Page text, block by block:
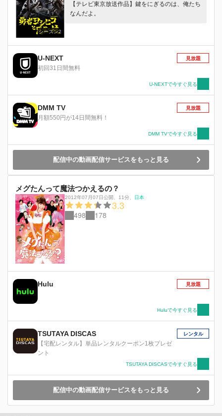
シーズン2
【テレビ東京放送作品】鍵をにぎるのは、俺たち
なんだよ。
U-NEXT
初回31日間無料
見放題
U-NEXTで今すぐ見る
DMM TV
月額550円が14日間無料！
見放題
DMM TVで今すぐ見る
配信中の動画配信サービスをもっと見る
メグたんって魔法つかえるの？
2012年07月07日公開 11分 日本
3.3
498 178
Hulu 見放題
Huluで今すぐ見る
TSUTAYA DISCAS
【宅配レンタル】単品レンタルクーポン1枚プレゼ
ント
レンタル
TSUTAYA DISCASで今すぐ見る
配信中の動画配信サービスをもっと見る